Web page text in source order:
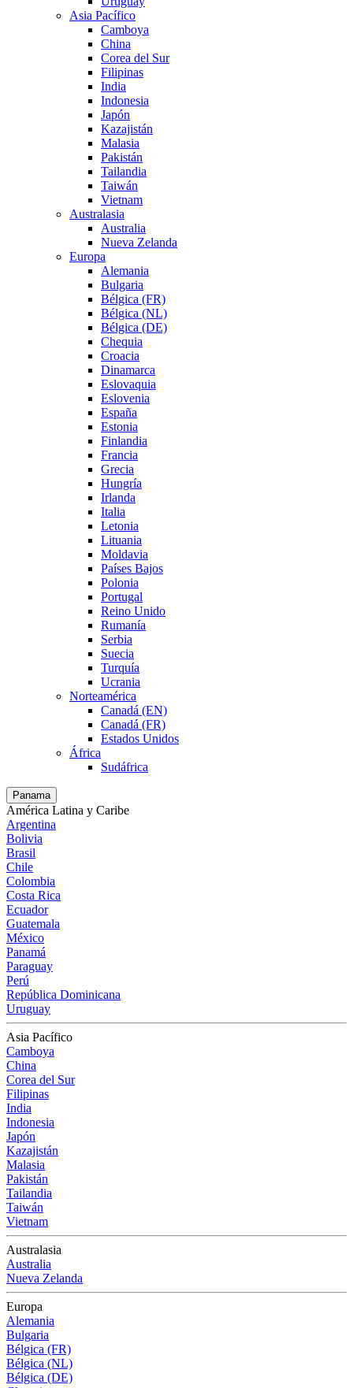
Asia Pacífico
Camboya
China
Corea del Sur
Filipinas
India
Indonesia
Japón
Kazajistán
Malasia
Pakistán
Tailandia
Taiwán
Vietnam
Australasia
Australia
Nueva Zelanda
Europa
Alemania
Bulgaria
Bélgica (FR)
Bélgica (NL)
Bélgica (DE)
Chequia
Croacia
Dinamarca
Eslovaquia
Eslovenia
España
Estonia
Finlandia
Francia
Grecia
Hungría
Irlanda
Italia
Letonia
Lituania
Moldavia
Países Bajos
Polonia
Portugal
Reino Unido
Rumanía
Serbia
Suecia
Turquía
Ucrania
Norteamérica
Canadá (EN)
Canadá (FR)
Estados Unidos
África
Sudáfrica
Panama
América Latina y Caribe
Argentina
Bolivia
Brasil
Chile
Colombia
Costa Rica
Ecuador
Guatemala
México
Panamá
Paraguay
Perú
República Dominicana
Uruguay
Asia Pacífico
Camboya
China
Corea del Sur
Filipinas
India
Indonesia
Japón
Kazajistán
Malasia
Pakistán
Tailandia
Taiwán
Vietnam
Australasia
Australia
Nueva Zelanda
Europa
Alemania
Bulgaria
Bélgica (FR)
Bélgica (NL)
Bélgica (DE)